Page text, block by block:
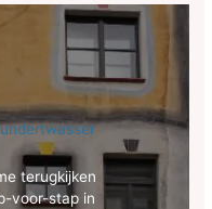
terugkijken
voor-stap in